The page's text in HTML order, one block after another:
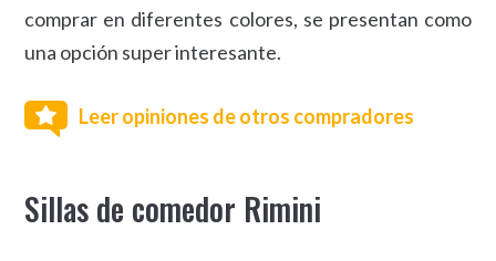
comprar en diferentes colores, se presentan como
una opción super interesante.
Leer opiniones de otros compradores
Sillas de comedor Rimini